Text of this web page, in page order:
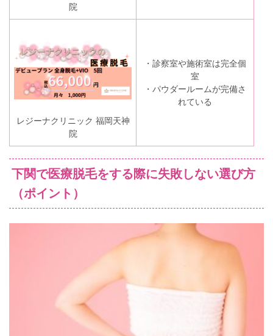
院
レジーナクリニック 福岡天神
院
・診察室や施術室は完全個
室
・パウダールームが完備さ
れている
下関で医療脱毛をする際に失敗しない選び方
（ポイント）